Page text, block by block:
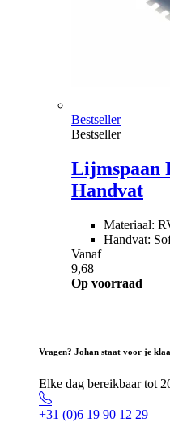
Bestseller
Bestseller
Lijmspaan
Handvat
Materiaal:
Handvat:
Vanaf
9,68
Op voorraad
Vragen? Johan staat voor je
Elke dag bereikbaar tot
+31 (0)6 19 90 12 29